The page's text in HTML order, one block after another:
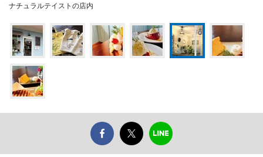
ナチュラルテイストの店内